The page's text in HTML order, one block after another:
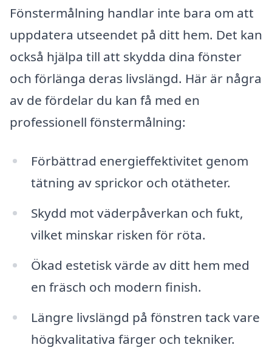
Fönstermålning handlar inte bara om att
uppdatera utseendet på ditt hem. Det kan
också hjälpa till att skydda dina fönster
och förlänga deras livslängd. Här är några
av de fördelar du kan få med en
professionell fönstermålning:
Förbättrad energieffektivitet genom
tätning av sprickor och otätheter.
Skydd mot väderpåverkan och fukt,
vilket minskar risken för röta.
Ökad estetisk värde av ditt hem med
en fräsch och modern finish.
Längre livslängd på fönstren tack vare
högkvalitativa färger och tekniker.